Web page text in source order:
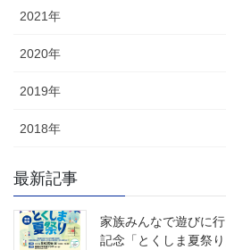
2021年
2020年
2019年
2018年
最新記事
家族みんなで遊びに
記念「とくしま夏祭り